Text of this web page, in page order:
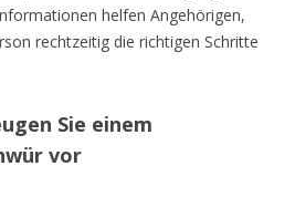
helfen Angehörigen,
rechtzeitig die richtigen Schritte
Sie einem
vor